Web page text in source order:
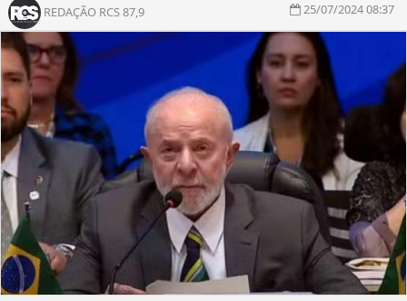
REDAÇÃO RCS 87,9 25/07/2024 08:37